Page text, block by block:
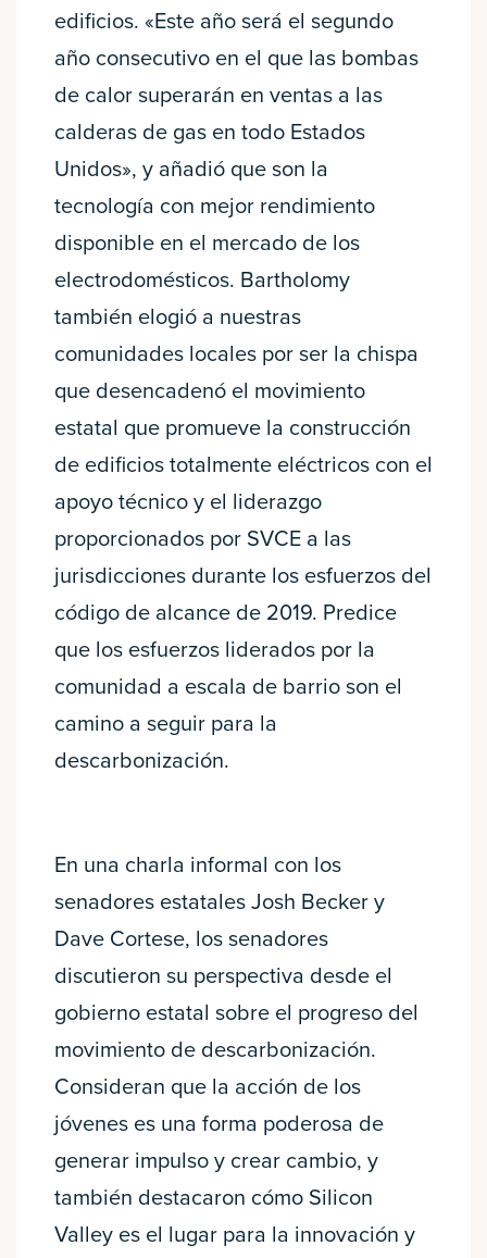
edificios. «Este año será el segundo
año consecutivo en el que las bombas
de calor superarán en ventas a las
calderas de gas en todo Estados
Unidos», y añadió que son la
tecnología con mejor rendimiento
disponible en el mercado de los
electrodomésticos. Bartholomy
también elogió a nuestras
comunidades locales por ser la chispa
que desencadenó el movimiento
estatal que promueve la construcción
de edificios totalmente eléctricos con el
apoyo técnico y el liderazgo
proporcionados por SVCE a las
jurisdicciones durante los esfuerzos del
código de alcance de 2019. Predice
que los esfuerzos liderados por la
comunidad a escala de barrio son el
camino a seguir para la
descarbonización.
En una charla informal con los
senadores estatales Josh Becker y
Dave Cortese, los senadores
discutieron su perspectiva desde el
gobierno estatal sobre el progreso del
movimiento de descarbonización.
Consideran que la acción de los
jóvenes es una forma poderosa de
generar impulso y crear cambio, y
también destacaron cómo Silicon
Valley es el lugar para la innovación y